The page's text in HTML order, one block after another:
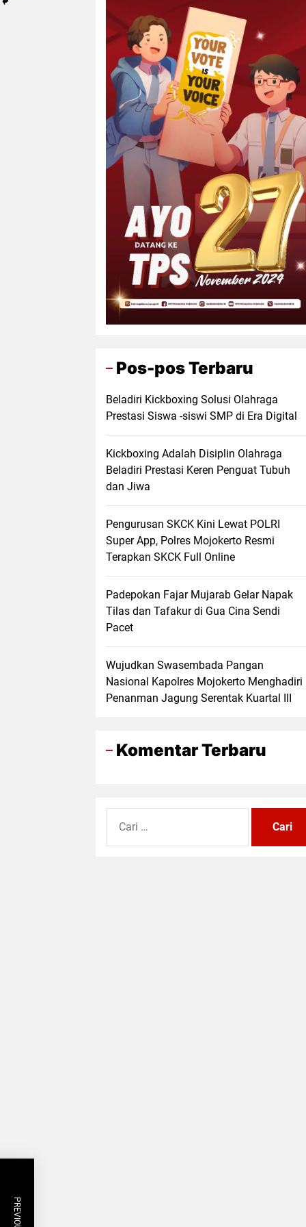
Pos-pos Terbaru
Beladiri Kickboxing Solusi Olahraga
Prestasi Siswa -siswi SMP di Era Digital
Kickboxing Adalah Disiplin Olahraga
Beladiri Prestasi Keren Penguat Tubuh
dan Jiwa
Pengurusan SKCK Kini Lewat POLRI
Super App, Polres Mojokerto Resmi
Terapkan SKCK Full Online
Padepokan Fajar Mujarab Gelar Napak
Tilas dan Tafakur di Gua Cina Sendi
Pacet
Wujudkan Swasembada Pangan
Nasional Kapolres Mojokerto Menghadiri
Penanman Jagung Serentak Kuartal III
Komentar Terbaru
untuk: